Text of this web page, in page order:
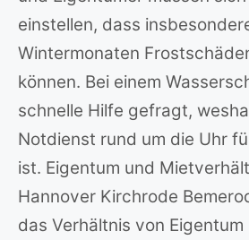
einstellen, dass
Wintermonaten
können. Bei einem
schnelle Hilfe gefragt,
Notdienst rund um die Uhr
ist. Eigentum und
Hannover Kirchrode
das Verhältnis von Eigentum